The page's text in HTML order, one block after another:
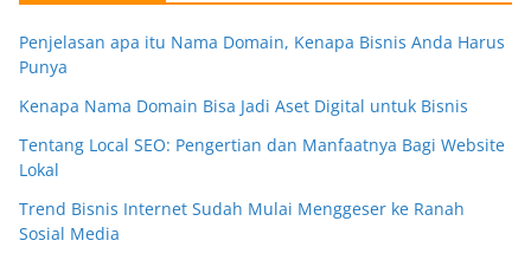
Penjelasan apa itu Nama Domain, Kenapa Bisnis Anda Harus
Punya
Kenapa Nama Domain Bisa Jadi Aset Digital untuk Bisnis
Tentang Local SEO: Pengertian dan Manfaatnya Bagi Website
Lokal
Trend Bisnis Internet Sudah Mulai Menggeser ke Ranah
Sosial Media